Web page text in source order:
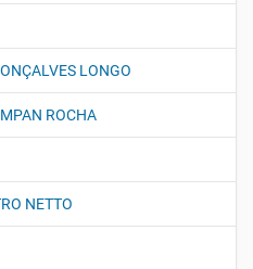
LONGO
ROCHA
NETTO